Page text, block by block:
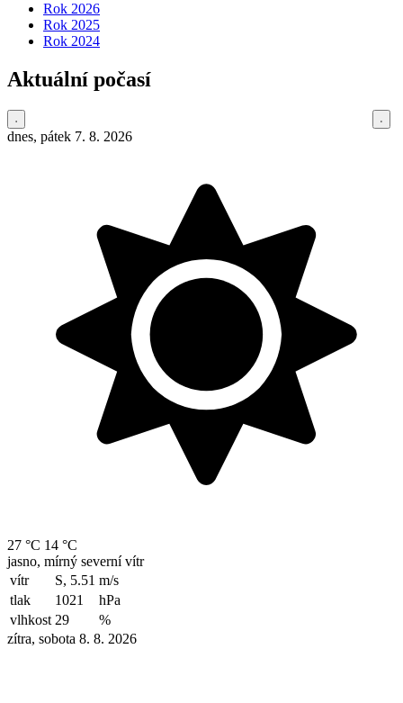
Rok 2026
Rok 2025
Rok 2024
Aktuální počasí
dnes, pátek 7. 8. 2026
27 °C 14 °C
jasno, mírný severní vítr
vítr
S, 5.51 m/s
tlak
1021
hPa
vlhkost 29
%
zítra, sobota 8. 8. 2026